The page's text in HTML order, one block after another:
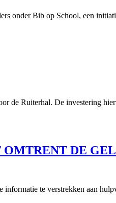
onder Bib op School, een
de Ruiterhal. De investering
DE
te verstrekken aan